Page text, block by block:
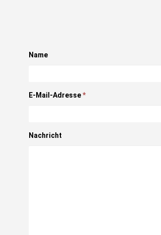
Name
E-Mail-Adresse*
Nachricht